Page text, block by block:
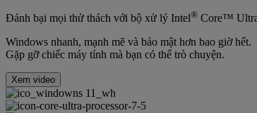
Đánh bại mọi thử thách với bộ xử lý Intel® Core™
Windows nhanh, mạnh mẽ và bảo mật hơn bao giờ hết.
Gặp gỡ chiếc máy tính mà bạn có thể trò chuyện.
Xem video